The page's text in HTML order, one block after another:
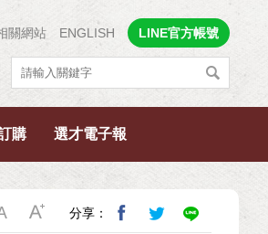
關網站 ENGLISH LINE官方帳號
購 選才電子報
分享：